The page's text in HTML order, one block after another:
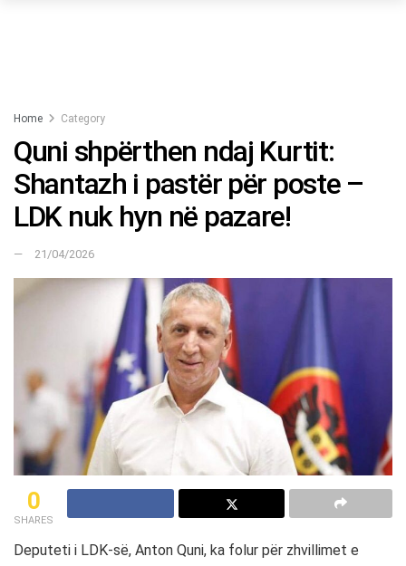
Home Category
Quni shpërthen ndaj Kurtit:
Shantazh i pastër për poste –
LDK nuk hyn në pazare!
21/04/2026
0
SHARES
Deputeti i LDK-së, Anton Quni, ka folur për zhvillimet e